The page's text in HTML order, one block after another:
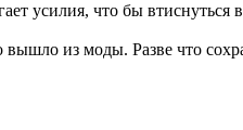
усилия, что бы втиснуться
из моды. Разве что